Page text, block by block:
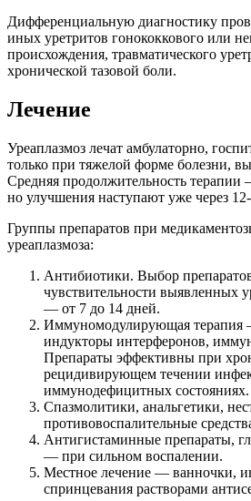
Дифференциальную диагностику
иных уретритов гонококкового или
происхождения, травматического
хронической тазовой боли.
Лечение
Уреаплазмоз лечат амбулаторно,
только при тяжелой форме болезни,
Средняя продолжительность терапии
но улучшения наступают уже через
Группы препаратов при
уреаплазмоза:
Антибиотики. Выбор
чувствительности выявленных
— от 7 до 14 дней.
Иммуномодулирующая терапия
индукторы интерферонов,
Препараты эффективны при
рецидивирующем течении
иммунодефицитных состояниях.
Спазмолитики, анальгетики,
противовоспалительные
Антигистаминные препараты,
— при сильном воспалении.
Местное лечение — ванночки,
спринцевания растворами